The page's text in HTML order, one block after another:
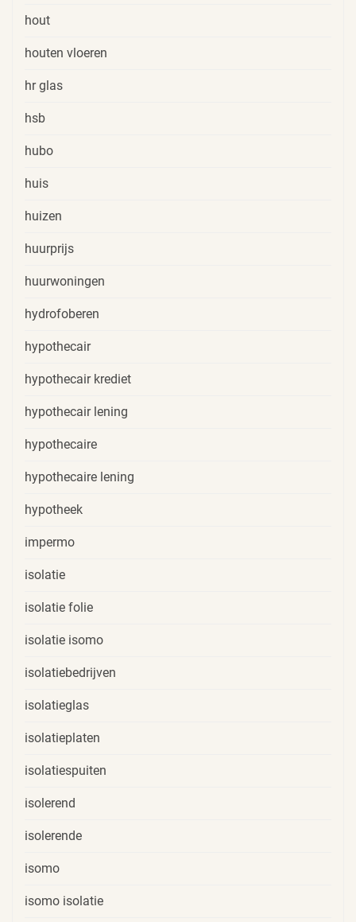
hout
houten vloeren
hr glas
hsb
hubo
huis
huizen
huurprijs
huurwoningen
hydrofoberen
hypothecair
hypothecair krediet
hypothecair lening
hypothecaire
hypothecaire lening
hypotheek
impermo
isolatie
isolatie folie
isolatie isomo
isolatiebedrijven
isolatieglas
isolatieplaten
isolatiespuiten
isolerend
isolerende
isomo
isomo isolatie